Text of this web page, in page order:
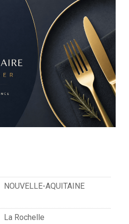
NOUVELLE-AQUITAINE
La Rochelle